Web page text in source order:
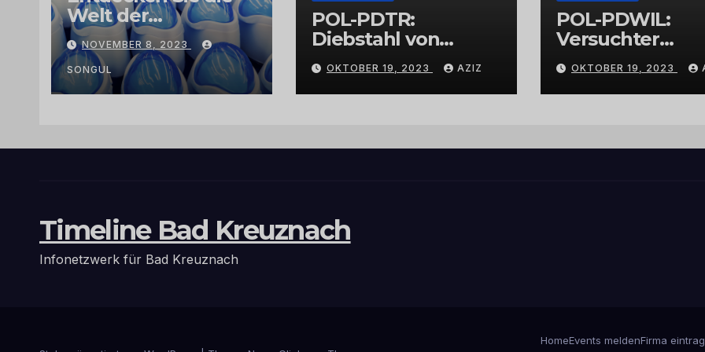
Welt der
Exklusivität:
Arganöl,
Kaktusfeigenkernöl
und
vertrauenswürdige
NOVEMBER 8, 2023
SONGUL
POL-PDTR:
Diebstahl von
Grabschmuck
OKTOBER 19, 2023 AZIZ
POL-PDWIL:
Versuchter
Einbruch im
Gewerbegebiet
Wittlich
OKTOBER 19, 2023
Timeline Bad Kreuznach
Infonetzwerk für Bad Kreuznach
HomeEvents meldenFirma